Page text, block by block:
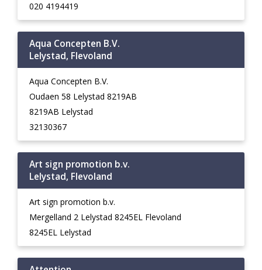
020 4194419
Aqua Concepten B.V.
Lelystad, Flevoland
Aqua Concepten B.V.
Oudaen 58 Lelystad 8219AB
8219AB Lelystad
32130367
Art sign promotion b.v.
Lelystad, Flevoland
Art sign promotion b.v.
Mergelland 2 Lelystad 8245EL Flevoland
8245EL Lelystad